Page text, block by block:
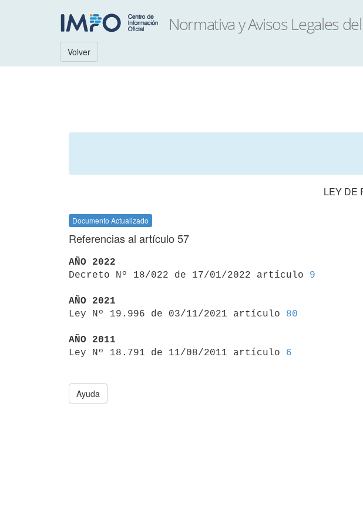
Volver
LEY DE
Documento Actualizado
Referencias al artículo 57
AÑO 2022
Decreto Nº 18/022 de 17/01/2022 artículo 9
AÑO 2021
Ley Nº 19.996 de 03/11/2021 artículo 80
AÑO 2011
Ley Nº 18.791 de 11/08/2011 artículo 6
Ayuda